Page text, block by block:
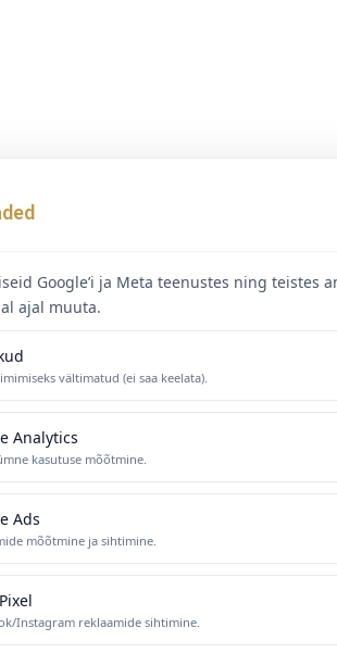
Google’i ja Meta teenustes ning
ajal muuta.
vältimatud (ei saa keelata).
Analytics
kasutuse mõõtmine.
Ads
mõõtmine ja sihtimine.
Instagram reklaamide sihtimine.